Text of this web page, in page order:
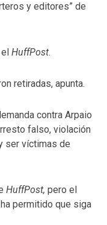
y editores” de
HuffPost.
retiradas, apunta.
contra Arpaio
falso, violación
ser víctimas de
HuffPost, pero el
permitido que siga